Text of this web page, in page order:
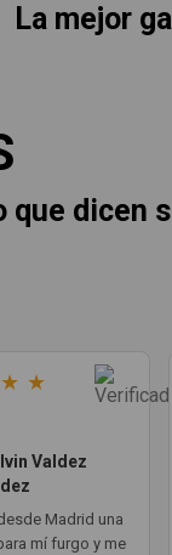
La mejor
que dicen
★ ★
Valdez
Madrid una
mí furgo y me